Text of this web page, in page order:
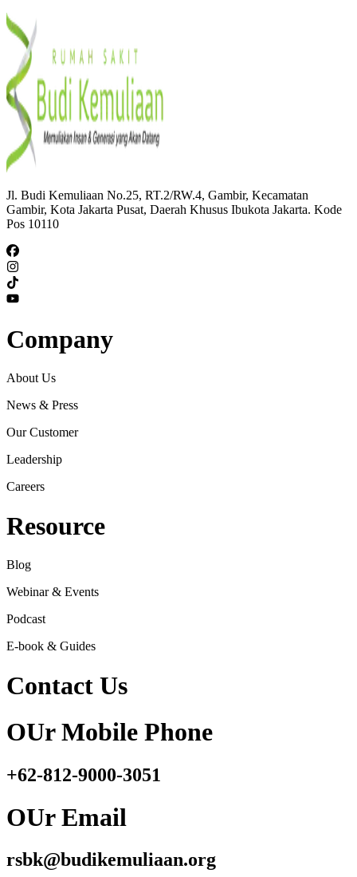
Jl. Budi Kemuliaan No.25, RT.2/RW.4, Gambir, Kecamatan
Gambir, Kota Jakarta Pusat, Daerah Khusus Ibukota Jakarta. Kode
Pos 10110
Company
About Us
News & Press
Our Customer
Leadership
Careers
Resource
Blog
Webinar & Events
Podcast
E-book & Guides
Contact Us
OUr Mobile Phone
+62-812-9000-3051
OUr Email
rsbk@budikemuliaan.org